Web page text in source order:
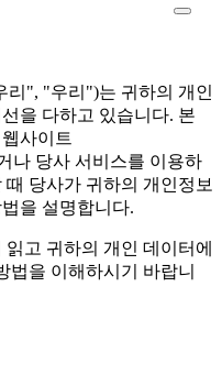
리", "우리")는 귀하의 개인
을 다하고 있습니다. 본
사이트
나 당사 서비스를 이용하
당사가 귀하의 개인정보
을 설명합니다.
고 귀하의 개인 데이터에
법을 이해하시기 바랍니